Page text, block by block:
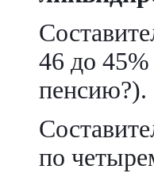
46 до 45%
пенсию?).
по